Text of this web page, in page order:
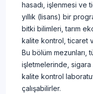
hasadı, işlenmesi ve
yıllık (lisans) bir
bitki bilimleri, tarım
kalite kontrol, ticaret
Bu bölüm mezunları,
işletmelerinde, sigara
kalite kontrol
çalışabilirler.